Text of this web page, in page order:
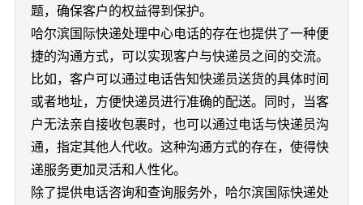
题，确保客户的权益得到保护。
哈尔滨国际快递处理中心电话的存在也提供了一种便
捷的沟通方式，可以实现客户与快递员之间的交流。
比如，客户可以通过电话告知快递员送货的具体时间
或者地址，方便快递员进行准确的配送。同时，当客
户无法亲自接收包裹时，也可以通过电话与快递员沟
通，指定其他人代收。这种沟通方式的存在，使得快
递服务更加灵活和人性化。
除了提供电话咨询和查询服务外，哈尔滨国际快递处